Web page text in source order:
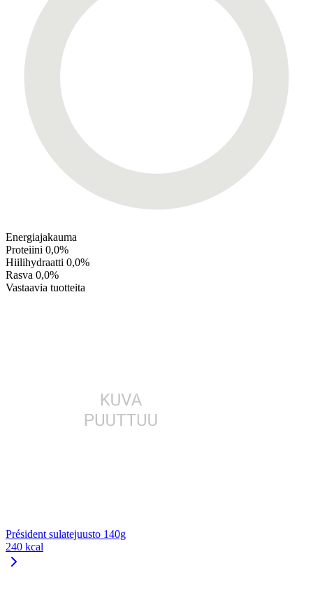
Energiajakauma
Proteiini 0,0%
Hiilihydraatti 0,0%
Rasva 0,0%
Vastaavia tuotteita
Président sulatejuusto 140g
240 kcal